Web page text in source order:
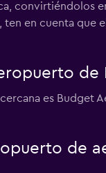
convirtiéndolos
en cuenta que
de
es Budget
de